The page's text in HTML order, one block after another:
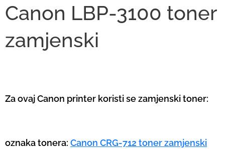
Canon LBP-3100 toner
zamjenski
Za ovaj Canon printer koristi se zamjenski toner:
oznaka tonera: Canon CRG-712 toner zamjenski